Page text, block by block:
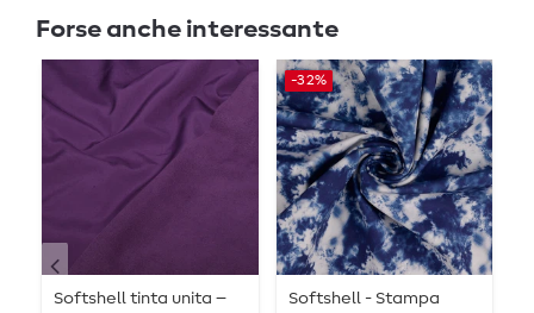
Forse anche interessante
Softshell tinta unita –
-32%
Softshell - Stampa